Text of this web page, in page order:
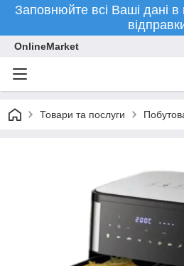
Заповнюйте всі Ваші дані в
OnlineMarket
Товари та послуги